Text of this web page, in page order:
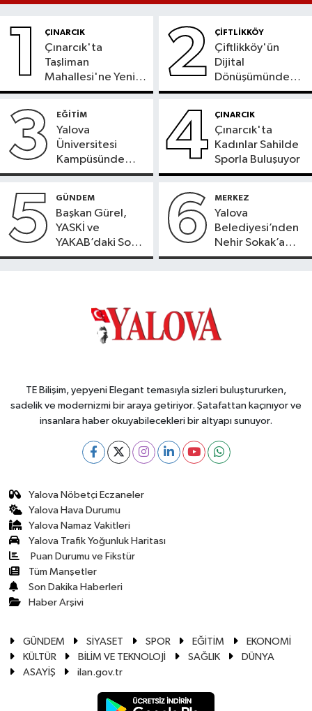
1 ÇINARCIK
Çınarcık'ta
Taşliman
Mahallesi'ne Yeni
Ortak ATM
2 ÇİFTLİKKÖY
Çiftlikköy'ün
Dijital
Dönüşümünde
Yeni Dönem
3 EĞİTİM
Yalova
Üniversitesi
Kampüsünde
Doğaya Sülün
4 ÇINARCIK
Çınarcık'ta
Kadınlar Sahilde
Sporla Buluşuyor
5 GÜNDEM
Başkan Gürel,
YASKİ ve
YAKAB’daki Son
Durumu Açıkladı
6 MERKEZ
Yalova
Belediyesi’nden
Nehir Sokak’a
Konforlu Dokunuş
TE Bilişim, yepyeni Elegant temasıyla sizleri buluştururken,
sadelik ve modernizmi bir araya getiriyor. Şatafattan kaçınıyor ve
insanlara haber okuyabilecekleri bir altyapı sunuyor.
Yalova Nöbetçi Eczaneler
Yalova Hava Durumu
Yalova Namaz Vakitleri
Yalova Trafik Yoğunluk Haritası
Puan Durumu ve Fikstür
Tüm Manşetler
Son Dakika Haberleri
Haber Arşivi
GÜNDEM SİYASET SPOR EĞİTİM
EKONOMİ
KÜLTÜR
BİLİM VE TEKNOLOJİ SAĞLIK
DÜNYA
ASAYİŞ
ilan.gov.tr